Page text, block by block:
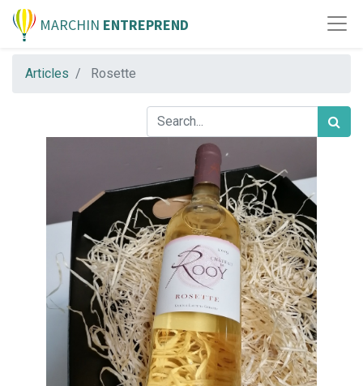
MARCHIN ENTREPREND
Articles Rosette